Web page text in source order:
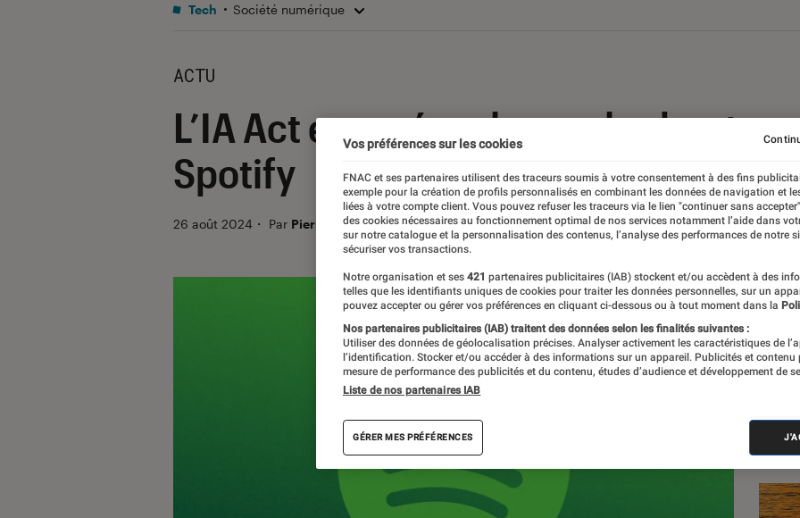
Tech Société numérique
ACTU
L’IA Act européen donne des
Spotify
26 août 2024 ・ Par Pierre Crochart
Vos préférences sur les cookies
FNAC et ses partenaires utilisent des traceurs soumis à votre consentement à des fins
exemple pour la création de profils personnalisés en combinant les données de navigation et
liées à votre compte client. Vous pouvez refuser les traceurs via le lien "continuer sans
des cookies nécessaires au fonctionnement optimal de nos services notamment l’aide dans
sur notre catalogue et la personnalisation des contenus, l’analyse des performances de notre
sécuriser vos transactions.
Notre organisation et ses 421 partenaires publicitaires (IAB) stockent et/ou accèdent à des
telles que les identifiants uniques de cookies pour traiter les données personnelles, sur un
pouvez accepter ou gérer vos préférences en cliquant ci-dessous ou à tout moment dans la
Nos partenaires publicitaires (IAB) traitent des données selon les finalités suivantes :
Utiliser des données de géolocalisation précises. Analyser activement les caractéristiques de
l’identification. Stocker et/ou accéder à des informations sur un appareil. Publicités et contenu
mesure de performance des publicités et du contenu, études d’audience et développement de
Liste de nos partenaires IAB
GÉRER MES PRÉFÉRENCES